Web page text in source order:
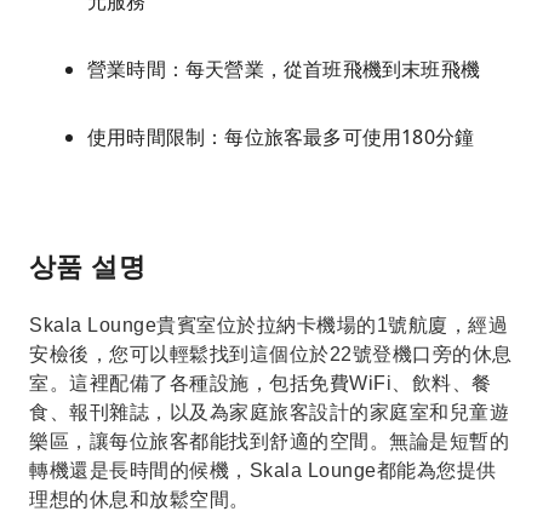
營業時間：每天營業，從首班飛機到末班飛機
使用時間限制：每位旅客最多可使用180分鐘
상품 설명
Skala Lounge貴賓室位於拉納卡機場的1號航廈，經過
安檢後，您可以輕鬆找到這個位於22號登機口旁的休息
室。這裡配備了各種設施，包括免費WiFi、飲料、餐
食、報刊雜誌，以及為家庭旅客設計的家庭室和兒童遊
樂區，讓每位旅客都能找到舒適的空間。無論是短暫的
轉機還是長時間的候機，Skala Lounge都能為您提供
理想的休息和放鬆空間。